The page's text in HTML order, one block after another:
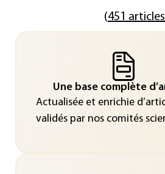
(451 articles
Une base complète
Actualisée et enrichie
validés par nos comités